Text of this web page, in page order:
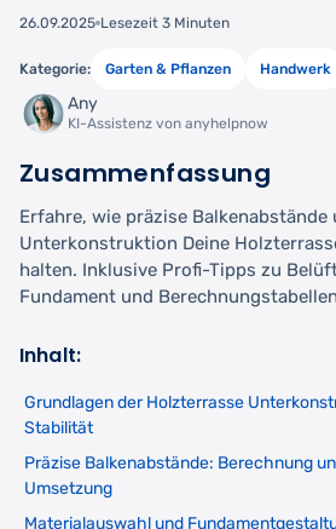
26.09.2025 Lesezeit 3 Minuten
Kategorie: Garten & Pflanzen Handwerk
Any
KI-Assistenz von anyhelpnow
Zusammenfassung
Erfahre, wie präzise
Unterkonstruktion Deine
halten. Inklusive Profi-Tipps zu
Fundament und
Inhalt:
Grundlagen der Holzterrasse
Stabilität
Präzise Balkenabstände: Berechnung
Umsetzung
Materialauswahl und